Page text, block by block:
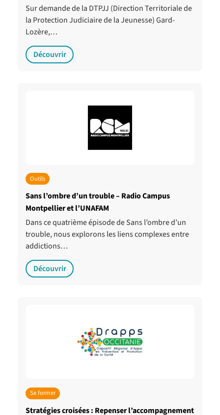
Sur demande de la DTPJJ (Direction Territoriale de
la Protection Judiciaire de la Jeunesse) Gard-
Lozère,…
Découvrir
Outils
Sans l’ombre d’un trouble – Radio Campus
Montpellier et l’UNAFAM
Dans ce quatrième épisode de Sans l’ombre d’un
trouble, nous explorons les liens complexes entre
addictions…
Découvrir
Se former
Stratégies croisées : Repenser l’accompagnement